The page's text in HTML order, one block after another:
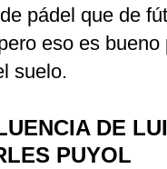
pádel que de
eso es bueno
suelo.
DE
PUYOL